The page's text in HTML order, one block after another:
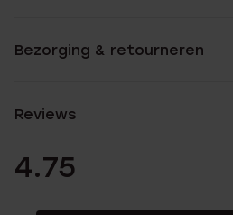
Bezorging & retourneren
Reviews
4.75